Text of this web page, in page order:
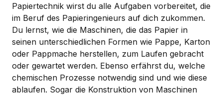
Papiertechnik wirst du alle Aufgaben vorbereitet, die
im Beruf des Papieringenieurs auf dich zukommen.
Du lernst, wie die Maschinen, die das Papier in
seinen unterschiedlichen Formen wie Pappe, Karton
oder Pappmache herstellen, zum Laufen gebracht
oder gewartet werden. Ebenso erfährst du, welche
chemischen Prozesse notwendig sind und wie diese
ablaufen. Sogar die Konstruktion von Maschinen